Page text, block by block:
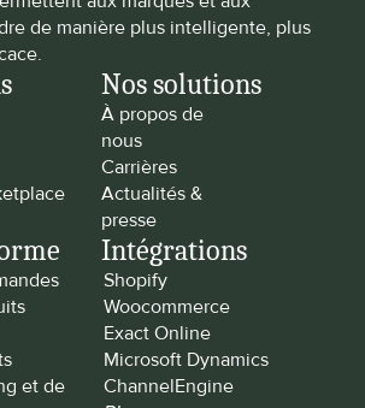
de manière plus intelligente, plus
Nos solutions
À propos de
nous
Carrières
Actualités &
presse
et de
Intégrations
Shopify
Woocommerce
Exact Online
Microsoft Dynamics
ChannelEngine